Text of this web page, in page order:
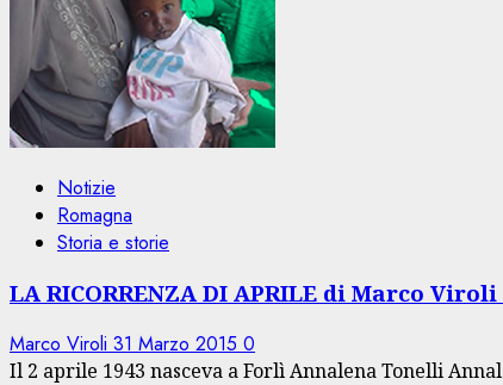
Notizie
Romagna
Storia e storie
LA RICORRENZA DI APRILE di Marco
Marco Viroli 31 Marzo 2015 0
Il 2 aprile 1943 nasceva a Forlì Annalena Tonelli